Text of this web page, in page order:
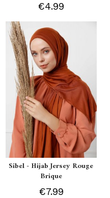
€4.99
Sibel - Hijab Jersey Rouge
Brique
€7.99